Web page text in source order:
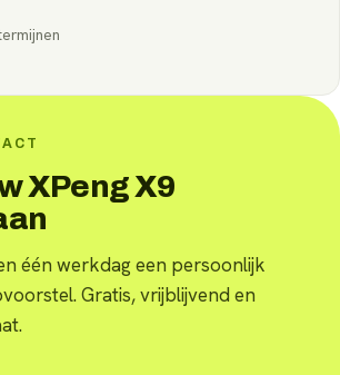
XPeng X9
één werkdag een persoonlijk
Gratis, vrijblijvend en